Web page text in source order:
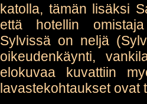
katolla, tämän lisäksi
että hotellin
Sylvissä on neljä
oikeudenkäynti,
elokuvaa kuvattiin
lavastekohtaukset ovat